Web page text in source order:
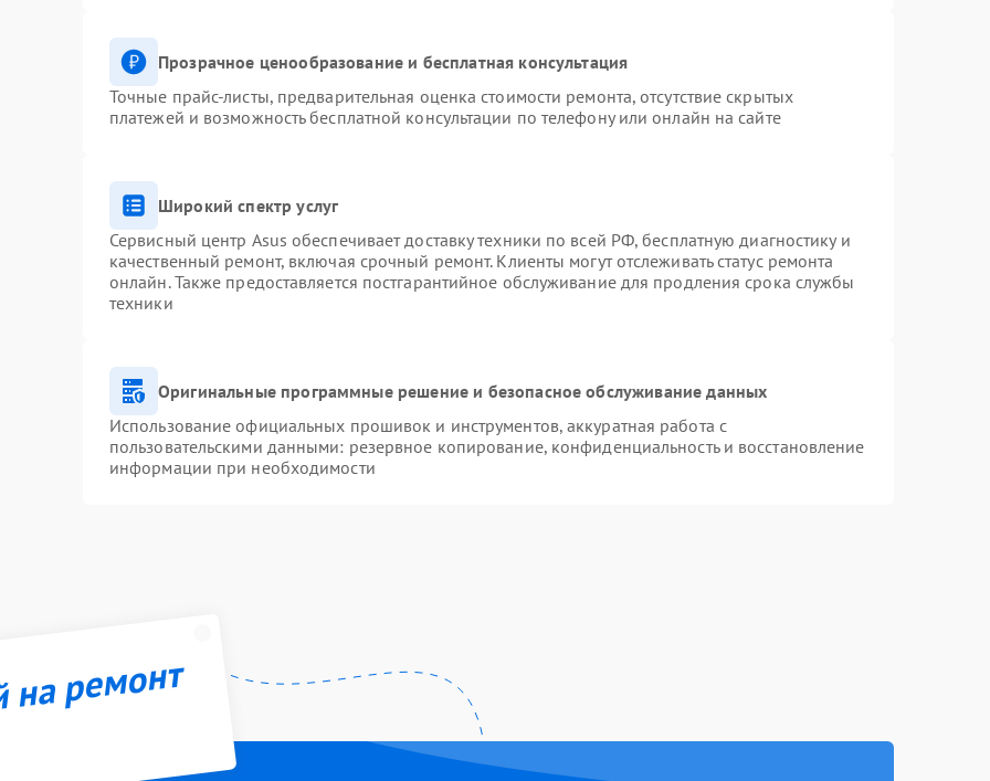
Прозрачное ценообразование и бесплатная консультация
Точные прайс-листы, предварительная оценка стоимости ремонта, отсутствие скрытых
платежей и возможность бесплатной консультации по телефону или онлайн на сайте
Широкий спектр услуг
Сервисный центр Asus обеспечивает доставку техники по всей РФ, бесплатную диагностику и
качественный ремонт, включая срочный ремонт. Клиенты могут отслеживать статус ремонта
онлайн. Также предоставляется постгарантийное обслуживание для продления срока службы
техники
Оригинальные программные решение и безопасное обслуживание данных
Использование официальных прошивок и инструментов, аккуратная работа с
пользовательскими данными: резервное копирование, конфиденциальность и восстановление
информации при необходимости
ремонт